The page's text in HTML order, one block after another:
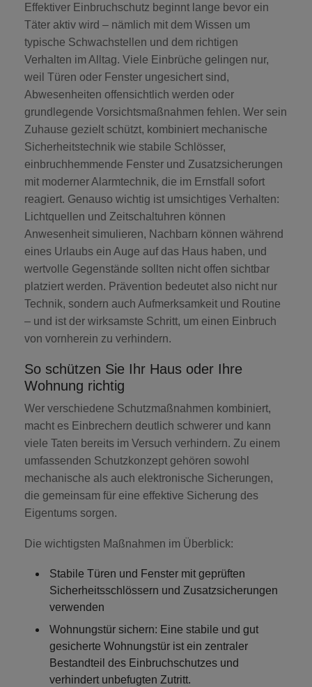
Effektiver Einbruchschutz beginnt lange bevor ein
Täter aktiv wird – nämlich mit dem Wissen um
typische Schwachstellen und dem richtigen
Verhalten im Alltag. Viele Einbrüche gelingen nur,
weil Türen oder Fenster ungesichert sind,
Abwesenheiten offensichtlich werden oder
grundlegende Vorsichtsmaßnahmen fehlen. Wer sein
Zuhause gezielt schützt, kombiniert mechanische
Sicherheitstechnik wie stabile Schlösser,
einbruchhemmende Fenster und Zusatzsicherungen
mit moderner Alarmtechnik, die im Ernstfall sofort
reagiert. Genauso wichtig ist umsichtiges Verhalten:
Lichtquellen und Zeitschaltuhren können
Anwesenheit simulieren, Nachbarn können während
eines Urlaubs ein Auge auf das Haus haben, und
wertvolle Gegenstände sollten nicht offen sichtbar
platziert werden. Prävention bedeutet also nicht nur
Technik, sondern auch Aufmerksamkeit und Routine
– und ist der wirksamste Schritt, um einen Einbruch
von vornherein zu verhindern.
So schützen Sie Ihr Haus oder Ihre
Wohnung richtig
Wer verschiedene Schutzmaßnahmen kombiniert,
macht es Einbrechern deutlich schwerer und kann
viele Taten bereits im Versuch verhindern. Zu einem
umfassenden Schutzkonzept gehören sowohl
mechanische als auch elektronische Sicherungen,
die gemeinsam für eine effektive Sicherung des
Eigentums sorgen.
Die wichtigsten Maßnahmen im Überblick:
Stabile Türen und Fenster mit geprüften
Sicherheitsschlössern und Zusatzsicherungen
verwenden
Wohnungstür sichern: Eine stabile und gut
gesicherte Wohnungstür ist ein zentraler
Bestandteil des Einbruchschutzes und
verhindert unbefugten Zutritt.